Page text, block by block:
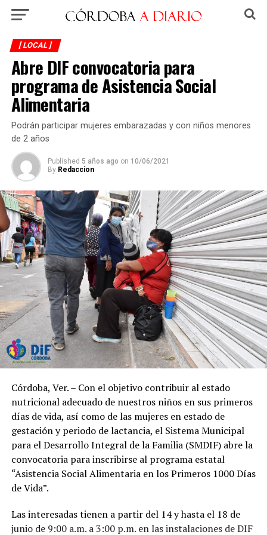
[ LOCAL ]
Abre DIF convocatoria para
programa de Asistencia Social
Alimentaria
Podrán participar mujeres embarazadas y con niños menores
de 2 años
Published 5 años ago on 10/06/2021
By Redaccion
Córdoba, Ver. – Con el objetivo contribuir al estado
nutricional adecuado de nuestros niños en sus primeros
días de vida, así como de las mujeres en estado de
gestación y periodo de lactancia, el Sistema Municipal
para el Desarrollo Integral de la Familia (SMDIF) abre la
convocatoria para inscribirse al programa estatal
“Asistencia Social Alimentaria en los Primeros 1000 Días
de Vida”.
Las interesadas tienen a partir del 14 y hasta el 18 de
junio de 9:00 a.m. a 3:00 p.m. en las instalaciones de DIF